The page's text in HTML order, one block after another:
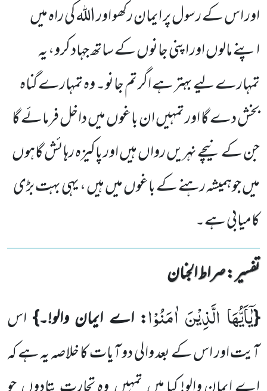
اور اس کے رسول پر ایمان رکھو اور اللہ کی راہ میں
اپنے مالوں اور اپنی جانوں کے ساتھ جہاد کرو، یہ
تمہارے لیے بہتر ہے اگر تم جانو۔ وہ تمہارے گناہ
بخش دے گا اور تمہیں ان باغوں میں داخل فرمائے گا
جن کے نیچے نہریں رواں ہیں اور پاکیزہ رہائش گاہوں
میں جوہمیشہ رہنے کے باغوں میں ہیں ، یہی بہت بڑی
کامیابی ہے۔
تفسیر : ‎صراط الجنان
{یٰۤاَیُّهَا الَّذِیْنَ اٰمَنُوْا: اے ایمان والو!۔} اس
آیت اور اس کے بعد والی دو آیات کا خلاصہ یہ ہے کہ